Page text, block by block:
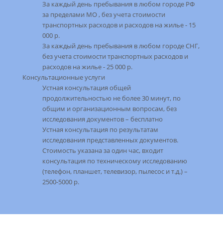
За каждый день пребывания в любом городе РФ
за пределами МО , без учета стоимости
транспортных расходов и расходов на жилье - 15
000 р.
За каждый день пребывания в любом городе СНГ,
без учета стоимости транспортных расходов и
расходов на жилье - 25 000 р.
Консультационные услуги
Устная консультация общей
продолжительностью не более 30 минут, по
общим и организационным вопросам, без
исследования документов – бесплатно
Устная консультация по результатам
исследования представленных документов.
Стоимость указана за один час, входит
консультация по техническому исследованию
(телефон, планшет, телевизор, пылесос и т.д.) –
2500-5000 р.